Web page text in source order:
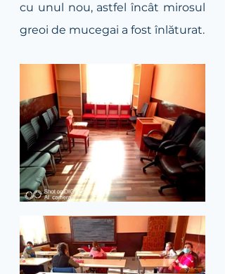
cu unul nou, astfel încât mirosul
greoi de mucegai a fost înlăturat.